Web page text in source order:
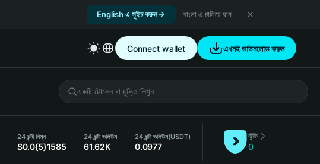
English এ সুইচ করুন বাংলা এ চালিয়ে যান
Connect wallet এখনই ডাউনলোড করুন
24 ঘন্টা নিম্ন
$0.0{5}1585
24 ঘন্টা ভলিউম
61.62K
24 ঘন্টা ভলিউম(USDT)
0.0977
ঝুঁকি
0